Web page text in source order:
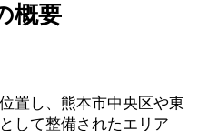
概要
置し、熊本市中央区や東
して整備されたエリア